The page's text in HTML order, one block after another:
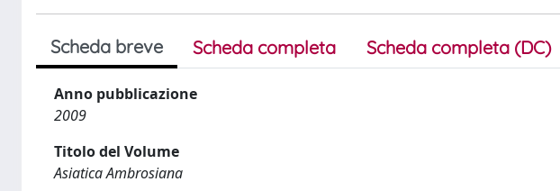
Scheda breve Scheda completa Scheda completa (DC)
Anno pubblicazione
2009
Titolo del Volume
Asiatica Ambrosiana